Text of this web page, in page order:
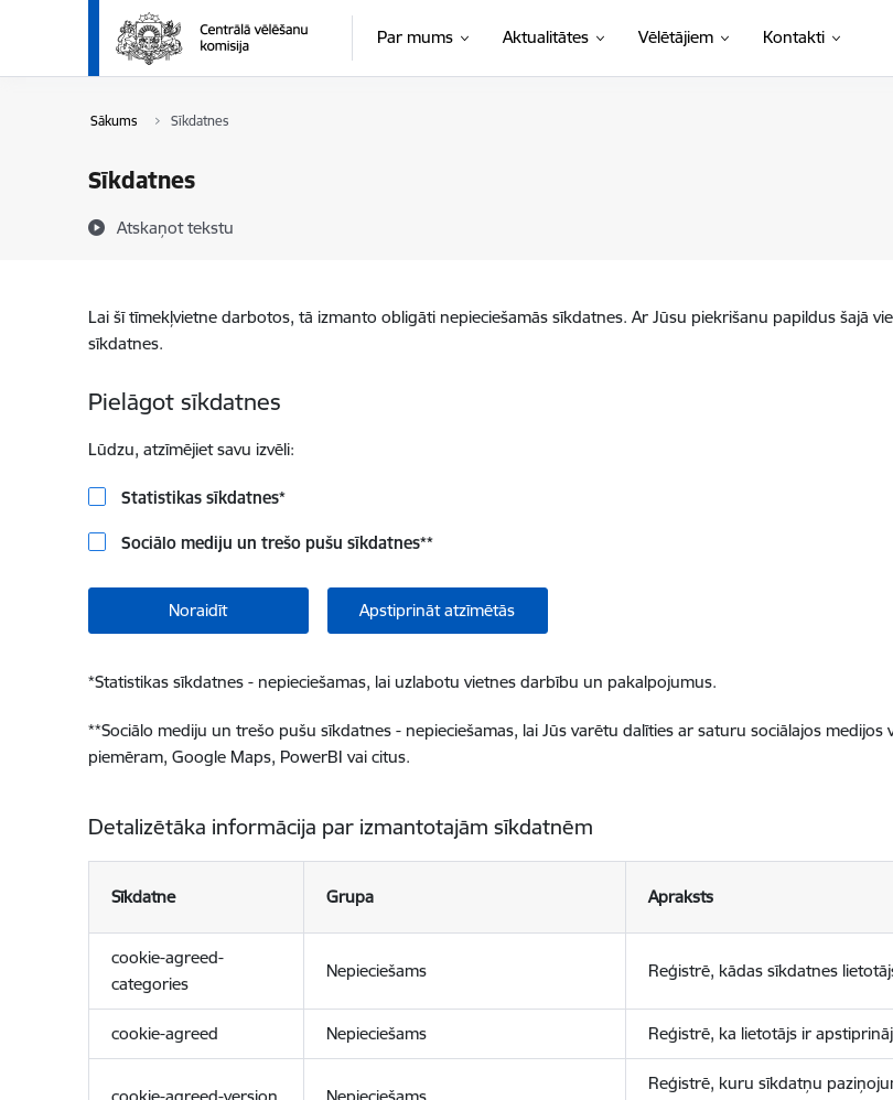
Pāriet uz lapas saturu
Par mums Aktualitātes Vēlētājiem Kontakti
Sākums Sīkdatnes
Sīkdatnes
Atskaņot tekstu
Lai šī tīmekļvietne darbotos, tā izmanto obligāti nepieciešamās sīkdatnes. Ar Jūsu piekrišanu papildus šajā
sīkdatnes.
Pielāgot sīkdatnes
Lūdzu, atzīmējiet savu izvēli:
Statistikas sīkdatnes*
Sociālo mediju un trešo pušu sīkdatnes**
Noraidīt Apstiprināt atzīmētās
*Statistikas sīkdatnes - nepieciešamas, lai uzlabotu vietnes darbību un pakalpojumus.
**Sociālo mediju un trešo pušu sīkdatnes - nepieciešamas, lai Jūs varētu dalīties ar saturu sociālajos
piemēram, Google Maps, PowerBI vai citus.
Detalizētāka informācija par izmantotajām sīkdatnēm
Sīkdatne Grupa Apraksts
cookie-agreed-
categories
Nepieciešams Reģistrē, kādas sīkdatnes
cookie-agreed Nepieciešams Reģistrē, ka lietotājs ir
Reģistrē, kuru sīkdatņu